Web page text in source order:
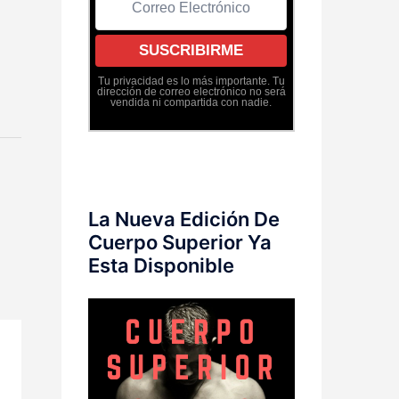
Tu privacidad es lo más importante. Tu
dirección de correo electrónico no será
vendida ni compartida con nadie.
La Nueva Edición De
Cuerpo Superior Ya
Esta Disponible